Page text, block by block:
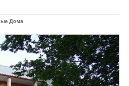
Дома